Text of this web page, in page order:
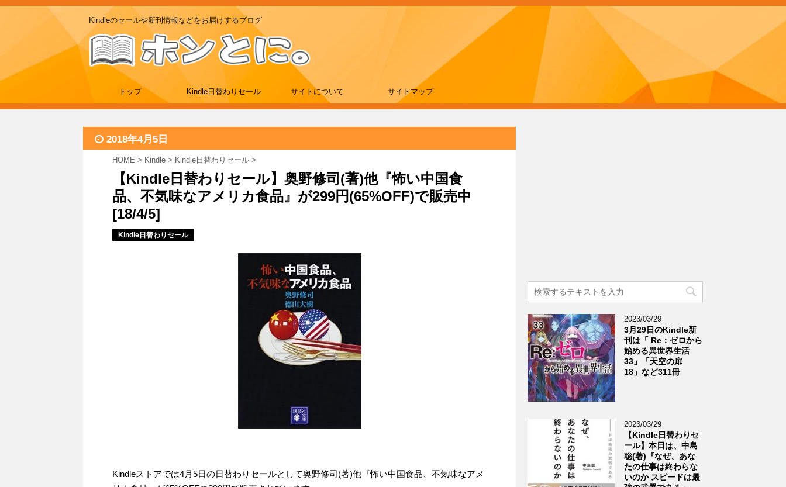
Kindleのセールや新刊情報などをお届けするブログ
トップ Kindle日替わりセール サイトについて サイトマップ
2018年4月5日
HOME > Kindle > Kindle日替わりセール >
【Kindle日替わりセール】奥野修司(著)他『怖い中国食
品、不気味なアメリカ食品』が299円(65%OFF)で販売中
[18/4/5]
Kindle日替わりセール
Kindleストアでは4月5日の日替わりセールとして奥野修司(著)他『怖い中国食品、不気味なアメ
2023/03/29
3月29日のKindle新
刊は「 Re：ゼロから
始める異世界生活
33」「天空の扉
18」など311冊
2023/03/29
【Kindle日替わりセ
ール】本日は、中島
聡(著)『なぜ、あな
たの仕事は終わらな
いのか スピードは最